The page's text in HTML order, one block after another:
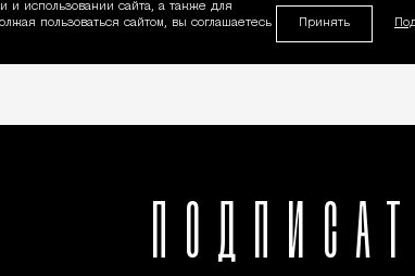
и использовании сайта, а также для
пользоваться сайтом, вы соглашаетесь
Принять